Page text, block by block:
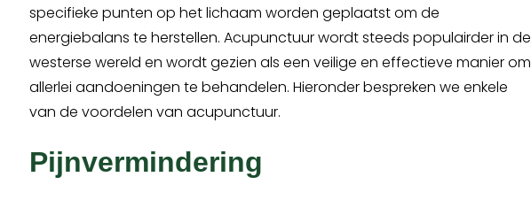
specifieke punten op het lichaam worden geplaatst om de
energiebalans te herstellen. Acupunctuur wordt steeds populairder in de
westerse wereld en wordt gezien als een veilige en effectieve manier om
allerlei aandoeningen te behandelen. Hieronder bespreken we enkele
van de voordelen van acupunctuur.
Pijnvermindering